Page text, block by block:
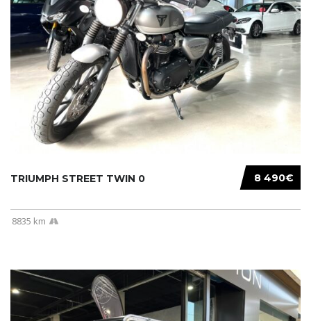
8 490€
TRIUMPH STREET TWIN 0
8835 km